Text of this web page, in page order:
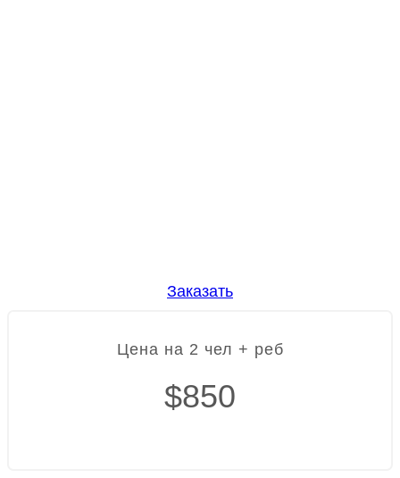
Заказать
Цена на 2 чел + реб
$850